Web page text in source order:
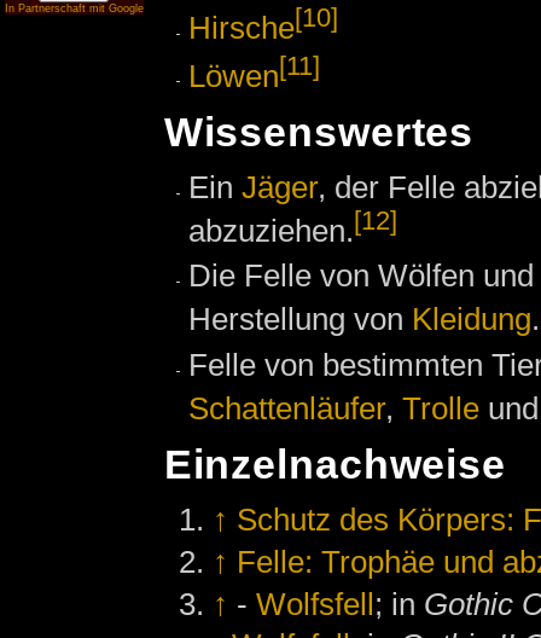
In Partnerschaft mit Google
Hirsche[10]
Löwen[11]
Wissenswertes
Ein Jäger, der Felle
abzuziehen.[12]
Die Felle von Wölfen
Herstellung von Kleidung.
Felle von bestimmten
Schattenläufer, Trolle
Einzelnachweise
↑ Schutz des Körpers:
↑ Felle: Trophäe und
↑ -Wolfsfell; in Gothic